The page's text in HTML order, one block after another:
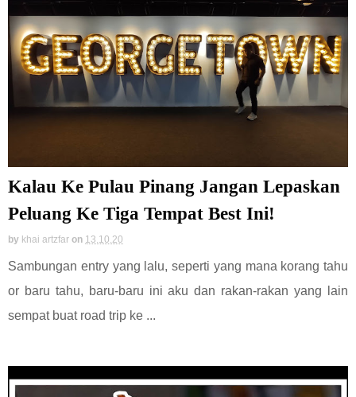
Kalau Ke Pulau Pinang Jangan Lepaskan
Peluang Ke Tiga Tempat Best Ini!
by khai artzfar on 13.10.20
Sambungan entry yang lalu, seperti yang mana korang tahu
or baru tahu, baru-baru ini aku dan rakan-rakan yang lain
sempat buat road trip ke ...